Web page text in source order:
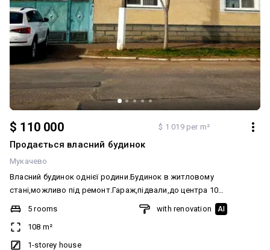
$ 110 000 $ 1 019 per m²
Продається власний будинок
Мукачево
Власний будинок однієї родини.Будинок в житловому
стані,можливо під ремонт.Гараж,підвали,до центра 10
хв.пішки.Всі комунікації присутні,світло три фази та без
відключень.Адреса вул.Токаря 3.Продаж від власника,без будь-
яких комісій.
5 rooms
108 m²
1-storey house
with renovation AI